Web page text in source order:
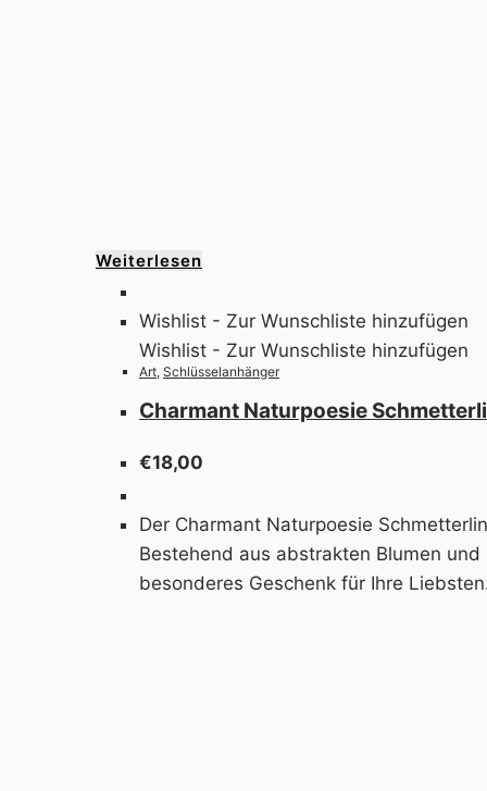
Weiterlesen
Wishlist - Zur Wunschliste hinzufügen
Wishlist - Zur Wunschliste hinzufügen
Art, Schlüsselanhänger
Charmant Naturpoesie
€18,00
Der Charmant Naturpoesie
Bestehend aus abstrakten Blumen
besonderes Geschenk für Ihre